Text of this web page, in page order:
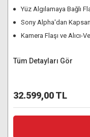
Yüz Algılamaya Bağlı
Sony Alpha'dan
Kamera Flaşı ve Alıcı-
Tüm Detayları Gör
32.599,00 TL